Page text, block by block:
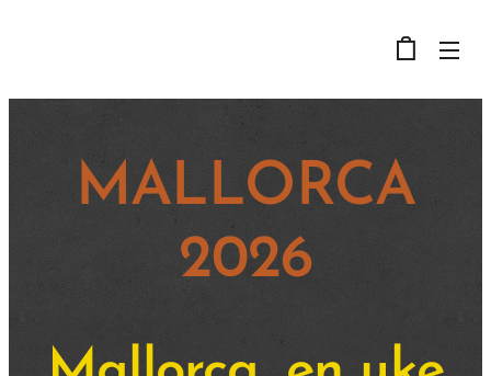
MALLORCA
2026